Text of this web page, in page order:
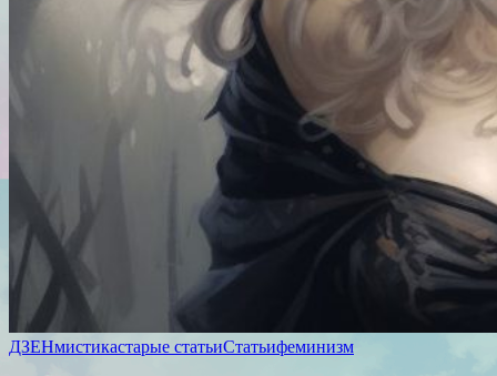
ДЗЕНмистикастарые статьиСтатьифеминизм